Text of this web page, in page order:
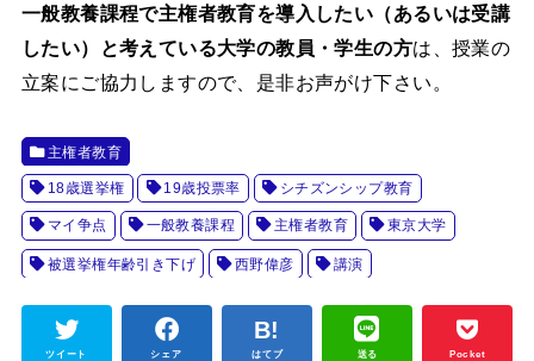
一般教養課程で主権者教育を導入したい（あるいは受講
したい）と考えている大学の教員・学生の方は、授業の
立案にご協力しますので、是非お声がけ下さい。
主権者教育
18歳選挙権 19歳投票率 シチズンシップ教育
マイ争点 一般教養課程 主権者教育 東京大学
被選挙権年齢引き下げ 西野偉彦 講演
ツイート シェア はてブ 送る Pocket